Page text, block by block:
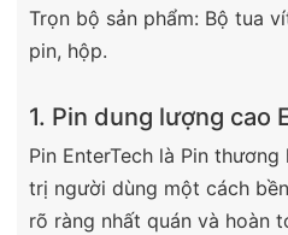
Trọn bộ sản phẩm: Bộ tua
pin, hộp.
1. Pin dung lượng cao
Pin EnterTech là Pin
trị người dùng một cách
rõ ràng nhất quán và hoàn